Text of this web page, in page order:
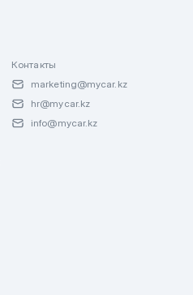
Контакты
marketing@mycar.kz
hr@mycar.kz
info@mycar.kz